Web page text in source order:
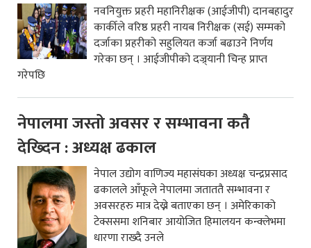
नवनियुक्त प्रहरी महानिरीक्षक (आईजीपी) दानबहादुर
कार्कीले वरिष्ठ प्रहरी नायब निरीक्षक (सई) सम्मको
दर्जाका प्रहरीको सहुलियत कर्जा बढाउने निर्णय
गरेका छन् । आईजीपीको दज्र्यानी चिन्ह प्राप्त
गरेपछि
नेपालमा जस्तो अवसर र सम्भावना कतै
देख्दिन : अध्यक्ष ढकाल
नेपाल उद्योग वाणिज्य महासंघका अध्यक्ष चन्द्रप्रसाद
ढकालले आँफूले नेपालमा जताततै सम्भावना र
अवसरहरु मात्र देख्ने बताएका छन् । अमेरिकाको
टेक्ससमा शनिबार आयोजित हिमालयन कन्क्लेभमा
धारणा राख्दै उनले